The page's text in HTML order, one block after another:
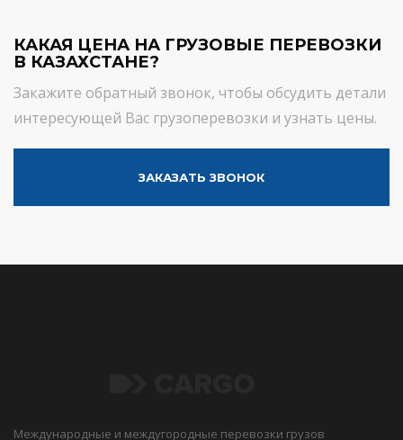
КАКАЯ ЦЕНА НА ГРУЗОВЫЕ ПЕРЕВОЗКИ
В КАЗАХСТАНЕ?
Закажите обратный звонок, чтобы обсудить детали
интересующей Вас грузоперевозки и узнать цены.
ЗАКАЗАТЬ ЗВОНОК
Международные и междугородные перевозки грузов